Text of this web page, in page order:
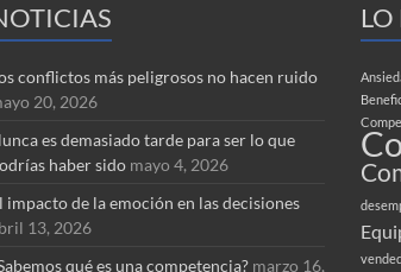
conflictos más peligrosos no hacen ruido
20, 2026
es demasiado tarde para ser lo que
haber sido mayo 4, 2026
impacto de la emoción en las decisiones
13, 2026
qué es una competencia? marzo 16,